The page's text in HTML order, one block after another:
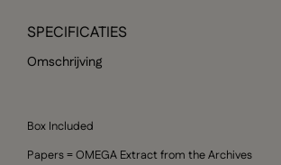
SPECIFICATIES
Omschrijving
Box Included
Papers = OMEGA Extract from the Archives